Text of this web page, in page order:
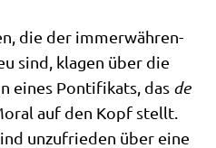
die der immer­wäh­ren­
sind, kla­gen über die
eines Pon­ti­fi­kats, das de
auf den Kopf stellt.
unzu­frie­den über eine